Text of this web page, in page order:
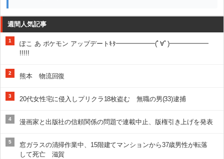
週間人気記事
1
ぽこ あ ポケモン アップデートｷﾀ━━━━━━(ﾟ∀ﾟ)━━━━━━
!!!!!
2 熊本 物流回復
3 20代女性宅に侵入しプリクラ18枚盗む 無職の男(33)逮捕
4 漫画家と出版社の信頼関係の問題で連載中止、版権引き上げを発表
5
窓ガラスの清掃作業中、15階建てマンションから37歳男性が転落
して死亡 滋賀